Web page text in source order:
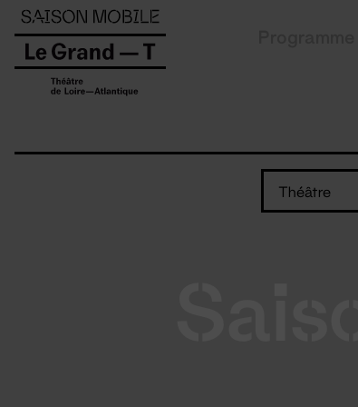
Théâtre
Panneau de gestion des cookies